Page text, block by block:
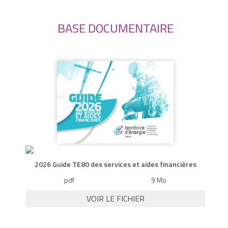
BASE DOCUMENTAIRE
2026 Guide TE80 des services et aides financières
pdf
9 Mo
VOIR LE FICHIER